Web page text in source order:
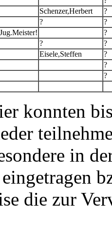
Schenzer,Herbert
?
?
?
?
?
?
Eisele,Steffen
?
?
?
konnten
in
die zur